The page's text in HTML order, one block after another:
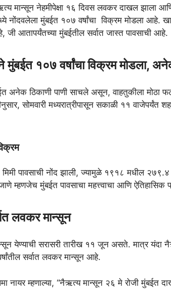
e
r
e
मान्सून नेहमीपेक्षा १६ दिवस लवकर दाखल झाला आणि
नोंदवलेला मुंबईत १०७ वर्षांचा विक्रम मोडला आहे.
जी आतापर्यंतच्या मुंबईतील सर्वात जास्त पावसाची आहे.
मुंबईत १०७ वर्षांचा विक्रम मोडला,
अनेक ठिकाणी पाणी साचले असून, वाहतुकीला मोठा
सोमवारी मध्यरात्रीपासून सकाळी ११ वाजेपर्यंत
पावसाची नोंद झाली, ज्यामुळे १९१८ मधील
म्हणजेच मुंबईत पावसाचा महत्त्वाचा आणि
लवकर मान्सून
येण्याची सरासरी तारीख ११ जून असते. मात्र
सर्वात लवकर मान्सून आहे.
नायर म्हणाल्या, “नैऋत्य मान्सून २६ मे रोजी मुंबईत